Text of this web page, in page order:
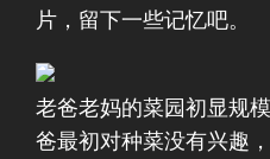
片，留下一些记忆吧。
老爸老妈的菜园初显规
爸最初对种菜没有兴趣